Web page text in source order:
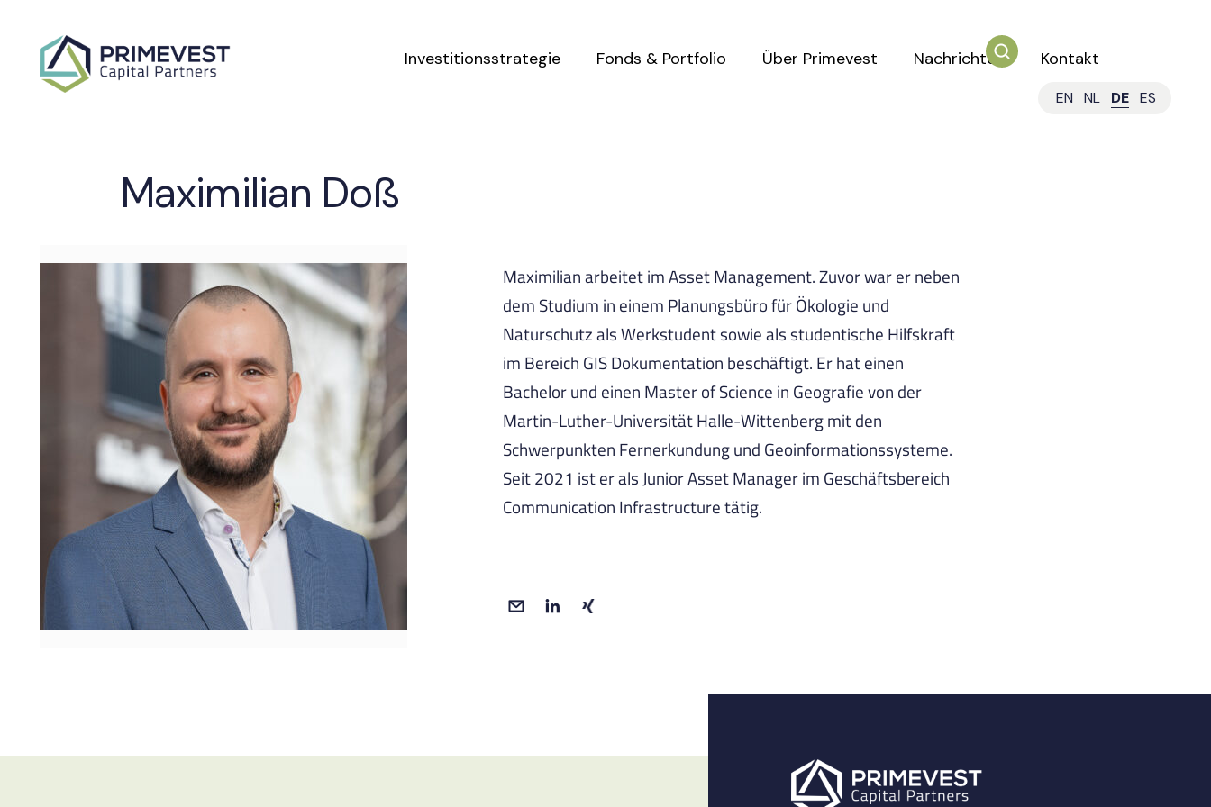
Investitionsstrategie Fonds & Portfolio Über Primevest Nachrichten Kontakt
EN NL DE ES
Maximilian Doß
Maximilian arbeitet im Asset Management. Zuvor war er neben
dem Studium in einem Planungsbüro für Ökologie und
Naturschutz als Werkstudent sowie als studentische Hilfskraft
im Bereich GIS Dokumentation beschäftigt. Er hat einen
Bachelor und einen Master of Science in Geografie von der
Martin-Luther-Universität Halle-Wittenberg mit den
Schwerpunkten Fernerkundung und Geoinformationssysteme.
Seit 2021 ist er als Junior Asset Manager im Geschäftsbereich
Communication Infrastructure tätig.